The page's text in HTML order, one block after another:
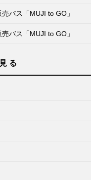
バス「MUJI to GO」
バス「MUJI to GO」
る